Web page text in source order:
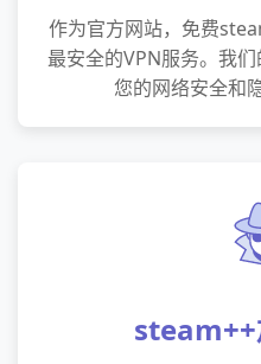
作为官方网站，免费
最安全的VPN服务。我
您的网络安全和
steam++